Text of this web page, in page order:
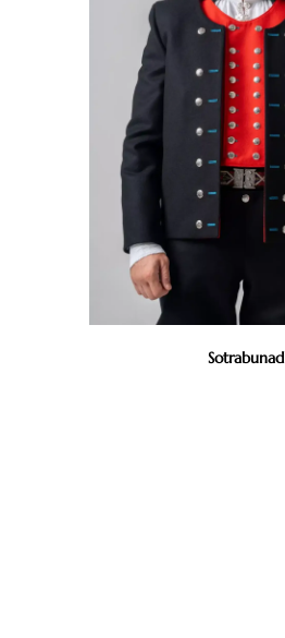
Sotrabunad